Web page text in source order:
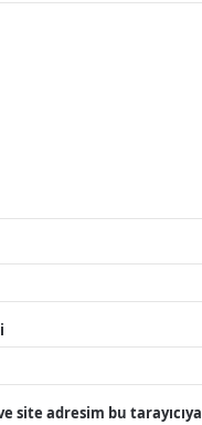
site adresim bu tarayıcıya